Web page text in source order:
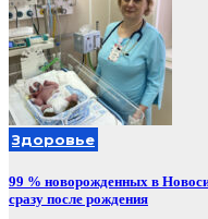
Здоровье
99 % новорожденных в
сразу после рождения